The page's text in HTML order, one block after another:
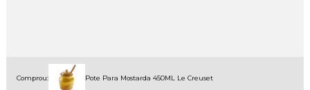
Comprou: Pote Para Mostarda 450ML Le Creuset